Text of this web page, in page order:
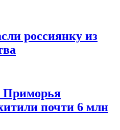
россиянку из
почти 6 млн